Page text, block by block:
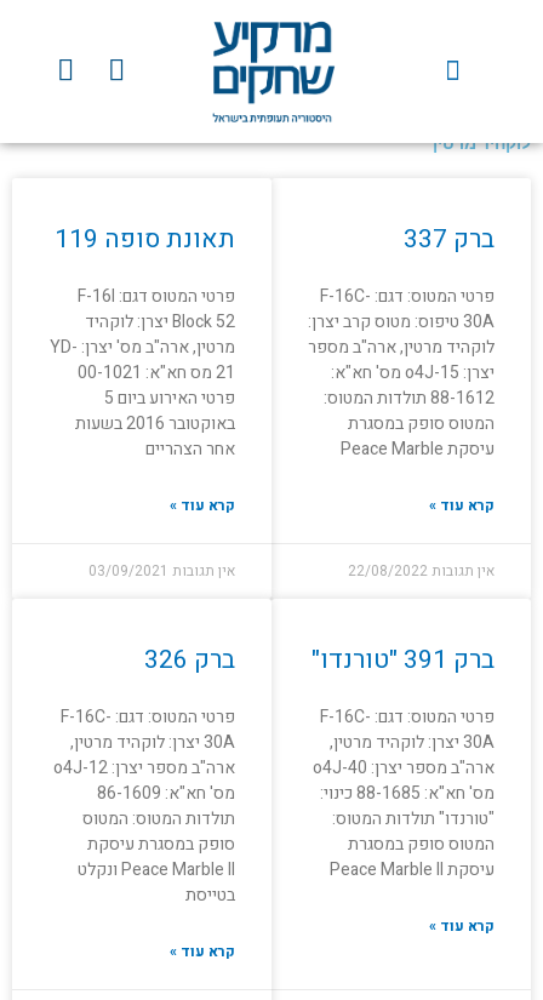
F
a
e
o
Y
o
t
e
לוקהיד מרטין
ברק 337
פרטי המטוס: דגם: F-16C-
30A טיפוס: מטוס קרב יצרן:
לוקהיד מרטין, ארה"ב מספר
יצרן: o4J-15 מס' חא"א:
88-1612 תולדות המטוס:
המטוס סופק במסגרת
עיסקת Peace Marble
קרא עוד »
אין תגובות22/08/2022
תאונת סופה 119
פרטי המטוס דגם: F-16I
Block 52 יצרן: לוקהיד
מרטין, ארה"ב מס' יצרן: YD-
21 מס חא"א: 00-1021
פרטי האירוע ביום 5
באוקטובר 2016 בשעות
אחר הצהריים
קרא עוד »
אין תגובות 03/09/2021
ברק 391 "טורנדו"
פרטי המטוס: דגם: F-16C-
30A יצרן: לוקהיד מרטין,
ארה"ב מספר יצרן: o4J-40
מס' חא"א: 88-1685 כינוי:
"טורנדו" תולדות המטוס:
המטוס סופק במסגרת
עיסקת Peace Marble II
קרא עוד »
ברק 326
פרטי המטוס: דגם: F-16C-
30A יצרן: לוקהיד מרטין,
ארה"ב מספר יצרן: o4J-12
מס' חא"א: 86-1609
תולדות המטוס: המטוס
סופק במסגרת עיסקת
Peace Marble II ונקלט
בטייסת
קרא עוד »